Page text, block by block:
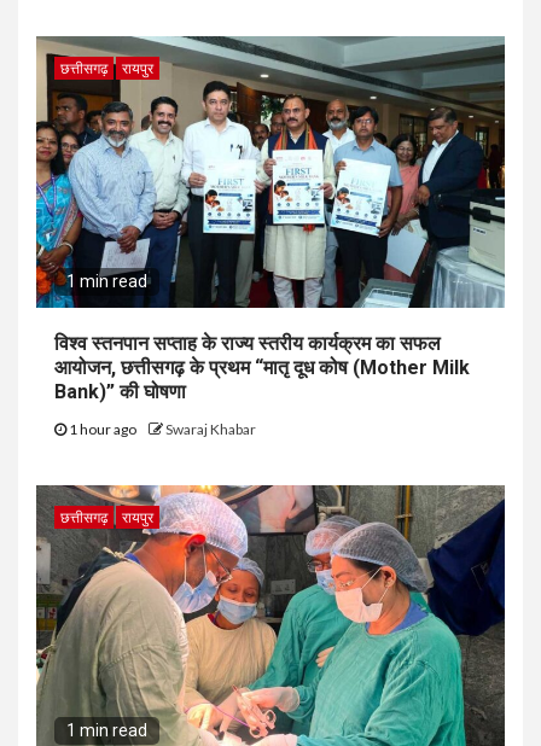
छत्तीसगढ़ रायपुर
1 min read
विश्व स्तनपान सप्ताह के राज्य स्तरीय कार्यक्रम का सफल
आयोजन, छत्तीसगढ़ के प्रथम “मातृ दूध कोष (Mother Milk
Bank)” की घोषणा
1 hour ago Swaraj Khabar
छत्तीसगढ़ रायपुर
1 min read